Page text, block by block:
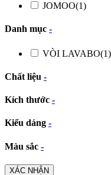
JOMOO(1)
Danh mục -
VÒI LAVABO(1)
Chất liệu -
Kích thước -
Kiểu dáng -
Màu sắc -
XÁC NHẬN